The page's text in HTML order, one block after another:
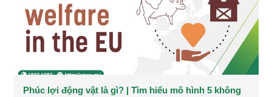
Phúc lợi động vật là gì? | Tìm hiểu mô hình 5 không